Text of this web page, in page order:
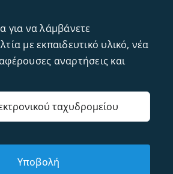
για να λάμβάνετε
με εκπαιδευτικό υλικό, νέα
αναρτήσεις και